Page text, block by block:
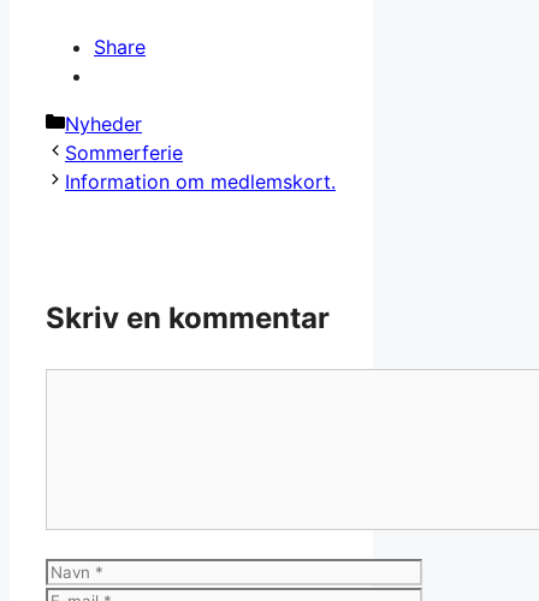
Share
Kategorier
Nyheder
Sommerferie
Information om medlemskort.
Skriv en kommentar
Navn